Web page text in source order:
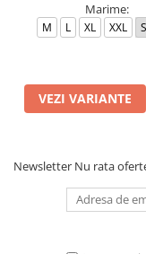
Marime:
M L XL XXL S
VEZI VARIANTE
Newsletter Nu rata